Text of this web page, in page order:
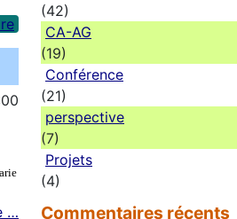
…
(42)
CA-AG
(19)
Conférence
(21)
perspective
(7)
Projets
(4)
Commentaires récents